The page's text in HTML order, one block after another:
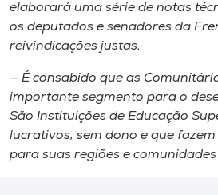
elaborará uma série de notas
os deputados e senadores da
reivindicações justas.
— É consabido que as
importante segmento para o
São Instituições de Educação
lucrativos, sem dono e que
para suas regiões e